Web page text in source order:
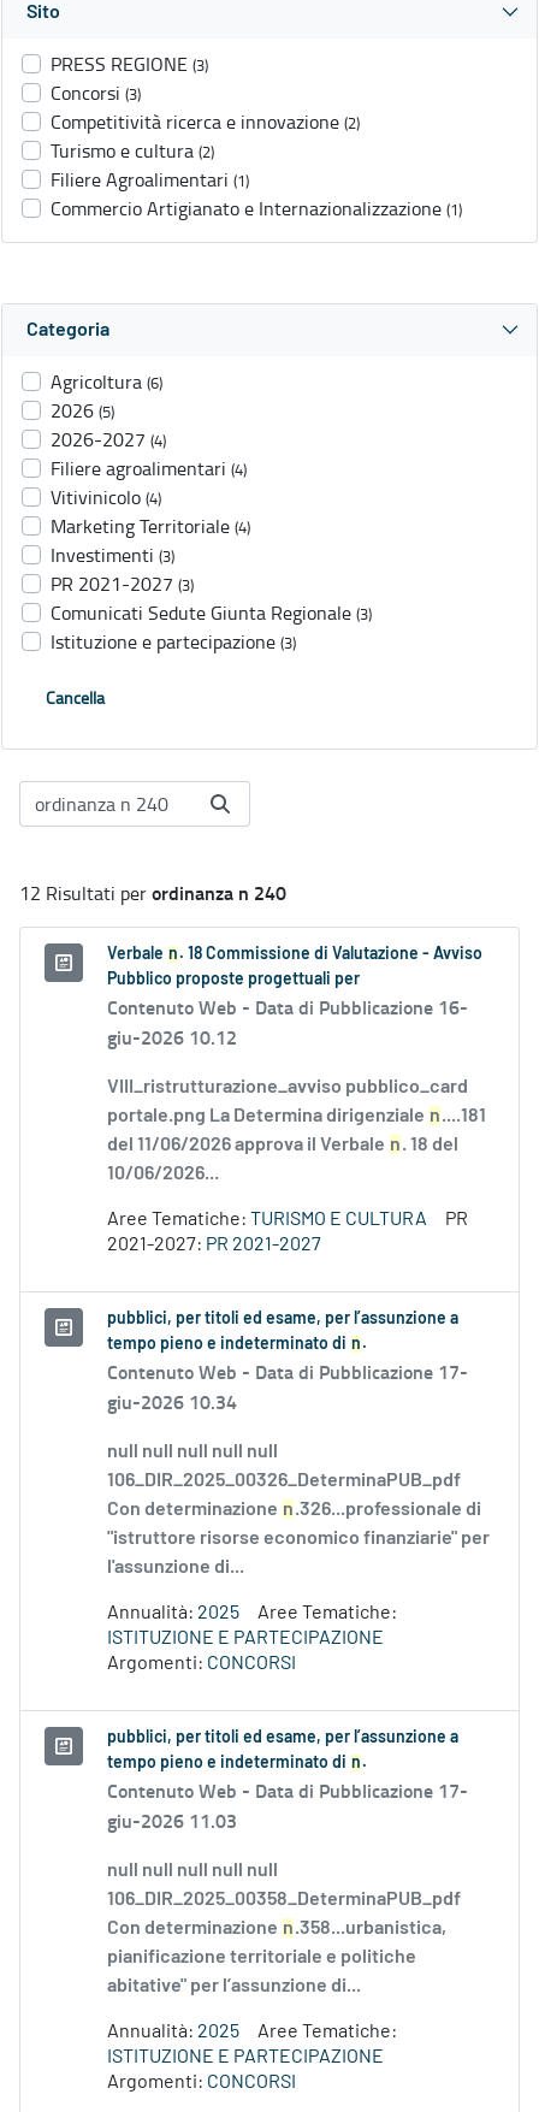
Sito
PRESS REGIONE (3)
Concorsi (3)
Competitività ricerca e innovazione (2)
Turismo e cultura (2)
Filiere Agroalimentari (1)
Commercio Artigianato e Internazionalizzazione (1)
Categoria
Agricoltura (6)
2026 (5)
2026-2027 (4)
Filiere agroalimentari (4)
Vitivinicolo (4)
Marketing Territoriale (4)
Investimenti (3)
PR 2021-2027 (3)
Comunicati Sedute Giunta Regionale (3)
Istituzione e partecipazione (3)
Cancella
12 Risultati perordinanza n 240
Verbale n . 18 Commissione di Valutazione - Avviso
Pubblico proposte progettuali per
Contenuto Web - Data di Pubblicazione 16-
giu-2026 10.12
VIII_ristrutturazione_avviso pubblico_card
portale.png La Determina dirigenziale n....181
del 11/06/2026 approva il Verbale n. 18 del
10/06/2026...
Aree Tematiche: TURISMO E CULTURA
PR
2021-2027: PR 2021-2027
pubblici, per titoli ed esame, per l’assunzione a
tempo pieno e indeterminato di n .
Contenuto Web - Data di Pubblicazione 17-
giu-2026 10.34
null null null null null
106_DIR_2025_00326_DeterminaPUB_pdf
Con determinazione n.326...professionale di
"istruttore risorse economico finanziarie" per
l'assunzione di...
Annualità: 2025
Aree Tematiche:
ISTITUZIONE E PARTECIPAZIONE
Argomenti: CONCORSI
pubblici, per titoli ed esame, per l’assunzione a
tempo pieno e indeterminato di n .
Contenuto Web - Data di Pubblicazione 17-
giu-2026 11.03
null null null null null
106_DIR_2025_00358_DeterminaPUB_pdf
Con determinazione n.358...urbanistica,
pianificazione territoriale e politiche
abitative" per l’assunzione di...
Annualità: 2025
Aree Tematiche:
ISTITUZIONE E PARTECIPAZIONE
Argomenti: CONCORSI